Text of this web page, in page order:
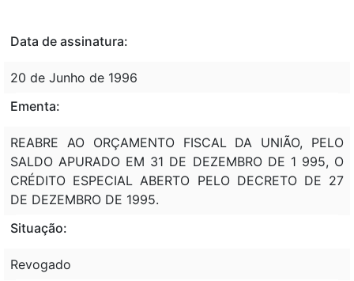
Data de assinatura:
20 de Junho de 1996
Ementa:
REABRE AO ORÇAMENTO FISCAL DA UNIÃO, PELO
SALDO APURADO EM 31 DE DEZEMBRO DE 1 995, O
CRÉDITO ESPECIAL ABERTO PELO DECRETO DE 27
DE DEZEMBRO DE 1995.
Situação:
Revogado